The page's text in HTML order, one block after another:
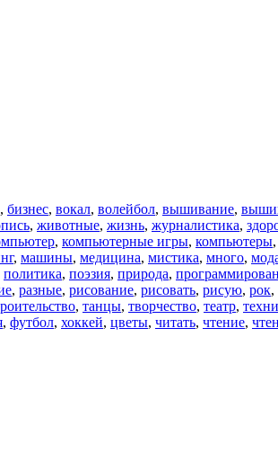
, бизнес, вокал, волейбол, вышивание,
, животные, жизнь, журналистика,
, компьютерные игры, компьютеры,
, машины, медицина, мистика, много,
политика, поэзия, природа,
, разные, рисование, рисовать, рисую, рок,
, танцы, творчество, театр,
, футбол, хоккей, цветы, читать, чтение,